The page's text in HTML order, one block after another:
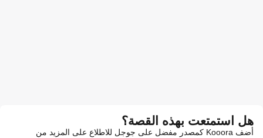
هل استمتعت بهذه القصة؟
أضف Kooora كمصدر مفضل على جوجل للاطلاع على المزيد من